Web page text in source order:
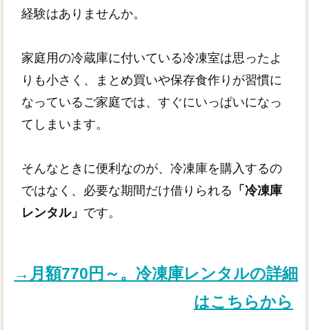
経験はありませんか。
家庭用の冷蔵庫に付いている冷凍室は思ったよ
りも小さく、まとめ買いや保存食作りが習慣に
なっているご家庭では、すぐにいっぱいになっ
てしまいます。
そんなときに便利なのが、冷凍庫を購入するの
ではなく、必要な期間だけ借りられる 「冷凍庫
レンタル」 です。
→月額770円～。冷凍庫レンタルの詳細
はこちらから